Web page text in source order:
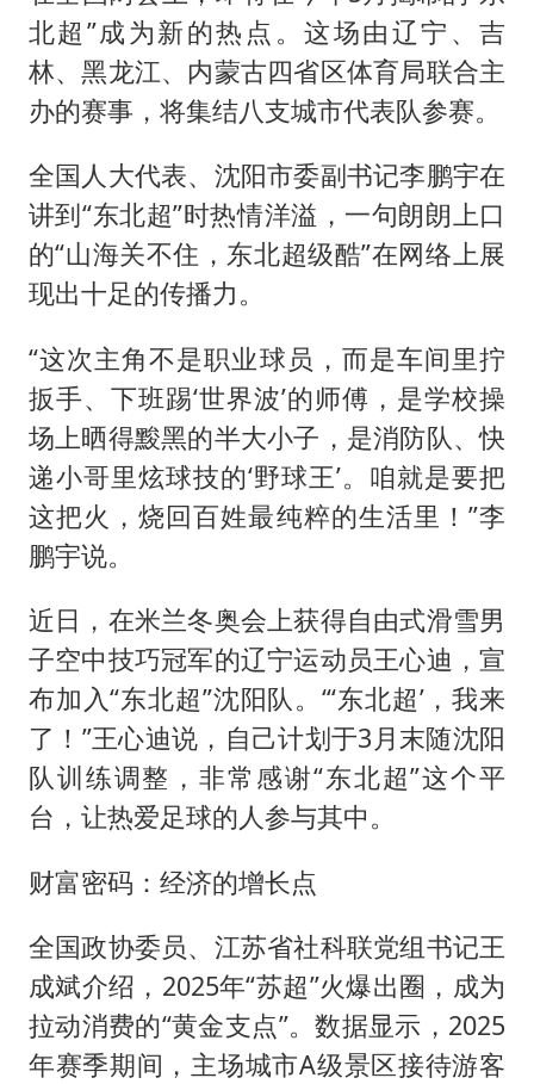
北超”成为新的热点。这场由辽宁、吉
林、黑龙江、内蒙古四省区体育局联合主
办的赛事，将集结八支城市代表队参赛。
全国人大代表、沈阳市委副书记李鹏宇在
讲到“东北超”时热情洋溢，一句朗朗上口
的“山海关不住，东北超级酷”在网络上展
现出十足的传播力。
“这次主角不是职业球员，而是车间里拧
扳手、下班踢‘世界波’的师傅，是学校操
场上晒得黢黑的半大小子，是消防队、快
递小哥里炫球技的‘野球王’。咱就是要把
这把火，烧回百姓最纯粹的生活里！”李
鹏宇说。
近日，在米兰冬奥会上获得自由式滑雪男
子空中技巧冠军的辽宁运动员王心迪，宣
布加入“东北超”沈阳队。“‘东北超’，我来
了！”王心迪说，自己计划于3月末随沈阳
队训练调整，非常感谢“东北超”这个平
台，让热爱足球的人参与其中。
财富密码：经济的增长点
全国政协委员、江苏省社科联党组书记王
成斌介绍，2025年“苏超”火爆出圈，成为
拉动消费的“黄金支点”。数据显示，2025
年赛季期间，主场城市A级景区接待游客